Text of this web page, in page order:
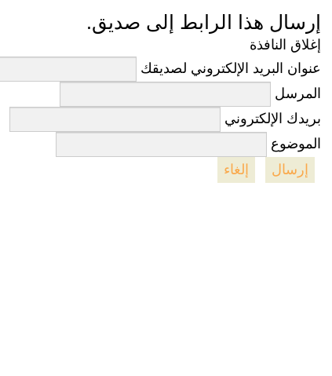
إرسال هذا الرابط إلى صديق.
إغلاق النافذة
عنوان البريد الإلكتروني لصديقك
المرسل
بريدك الإلكتروني
الموضوع
إرسال
إلغاء